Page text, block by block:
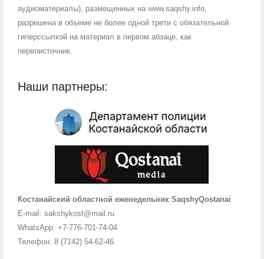
аудиоматериалы), размещенных на www.saqshy.info,
разрешена в объеме не более одной трети с обязательной
гиперссылкой на материал в первом абзаце, как
первоисточник.
Наши партнеры:
Костанайский областной еженедельник SaqshyQostanai
E-mail: sakshykost@mail.ru
WhatsApp: +7-776-701-74-04
Телефон: 8 (7142) 54-62-46